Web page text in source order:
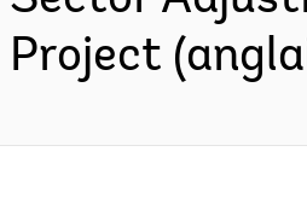
Project